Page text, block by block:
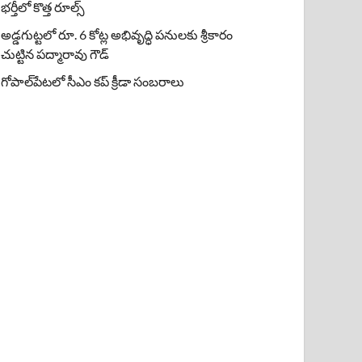
భర్తీలో కొత్త రూల్స్
అడ్డగుట్టలో రూ. 6 కోట్ల అభివృద్ధి పనులకు శ్రీకారం
చుట్టిన పద్మారావు గౌడ్
గోపాల్‌పేటలో సీఎం కప్ క్రీడా సంబరాలు